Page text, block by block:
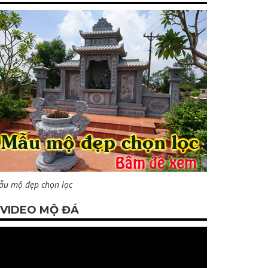
mộ đẹp chọn lọc
VIDEO MỘ ĐÁ